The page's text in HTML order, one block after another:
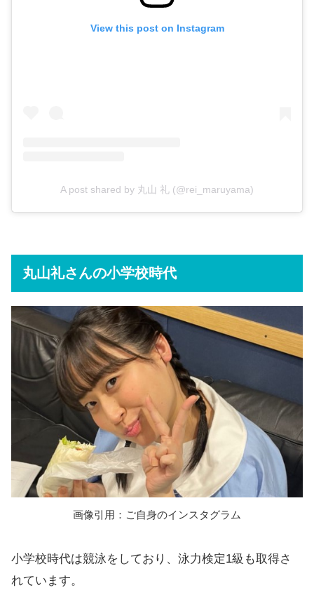
View this post on Instagram
A post shared by 丸山 礼 (@rei_maruyama)
丸山礼さんの小学校時代
画像引用：ご自身のインスタグラム
小学校時代は競泳をしており、泳力検定1級も取得さ
れています。